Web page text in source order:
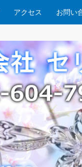
アクセス お問い